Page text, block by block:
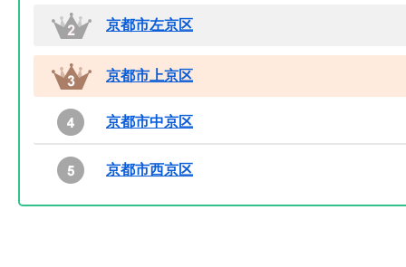
京都市左京区
京都市上京区
京都市中京区
京都市西京区